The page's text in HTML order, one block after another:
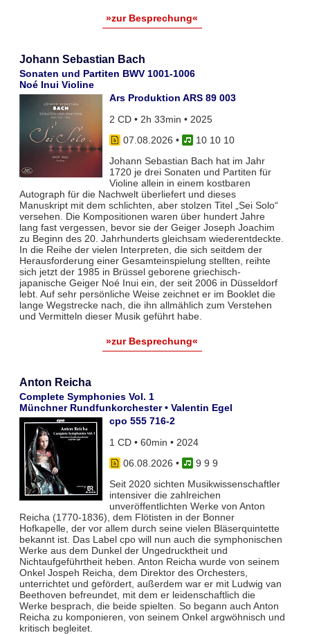
»zur Besprechung«
Johann Sebastian Bach
Sonaten und Partiten BWV 1001-1006
Noé Inui Violine
Ars Produktion ARS 89 003
2 CD • 2h 33min • 2025
07.08.2026 •
10 10 10
Johann Sebastian Bach hat im Jahr
1720 je drei Sonaten und Partiten für
Violine allein in einem kostbaren
Autograph für die Nachwelt überliefert und dieses
Manuskript mit dem schlichten, aber stolzen Titel „Sei Solo“
versehen. Die Kompositionen waren über hundert Jahre
lang fast vergessen, bevor sie der Geiger Joseph Joachim
zu Beginn des 20. Jahrhunderts gleichsam wiederentdeckte.
In die Reihe der vielen Interpreten, die sich seitdem der
Herausforderung einer Gesamteinspielung stellten, reihte
sich jetzt der 1985 in Brüssel geborene griechisch-
japanische Geiger Noé Inui ein, der seit 2006 in Düsseldorf
lebt. Auf sehr persönliche Weise zeichnet er im Booklet die
lange Wegstrecke nach, die ihn allmählich zum Verstehen
und Vermitteln dieser Musik geführt habe.
»zur Besprechung«
Anton Reicha
Complete Symphonies Vol. 1
Münchner Rundfunkorchester • Valentin Egel
cpo 555 716-2
1 CD • 60min • 2024
06.08.2026 •
9 9 9
Seit 2020 sichten Musikwissenschaftler
intensiver die zahlreichen
unveröffentlichten Werke von Anton
Reicha (1770-1836), dem Flötisten in der Bonner
Hofkapelle, der vor allem durch seine vielen Bläserquintette
bekannt ist. Das Label cpo will nun auch die symphonischen
Werke aus dem Dunkel der Ungedrucktheit und
Nichtaufgeführtheit heben. Anton Reicha wurde von seinem
Onkel Jospeh Reicha, dem Direktor des Orchesters,
unterrichtet und gefördert, außerdem war er mit Ludwig van
Beethoven befreundet, mit dem er leidenschaftlich die
Werke besprach, die beide spielten. So begann auch Anton
Reicha zu komponieren, von seinem Onkel argwöhnisch und
kritisch begleitet.